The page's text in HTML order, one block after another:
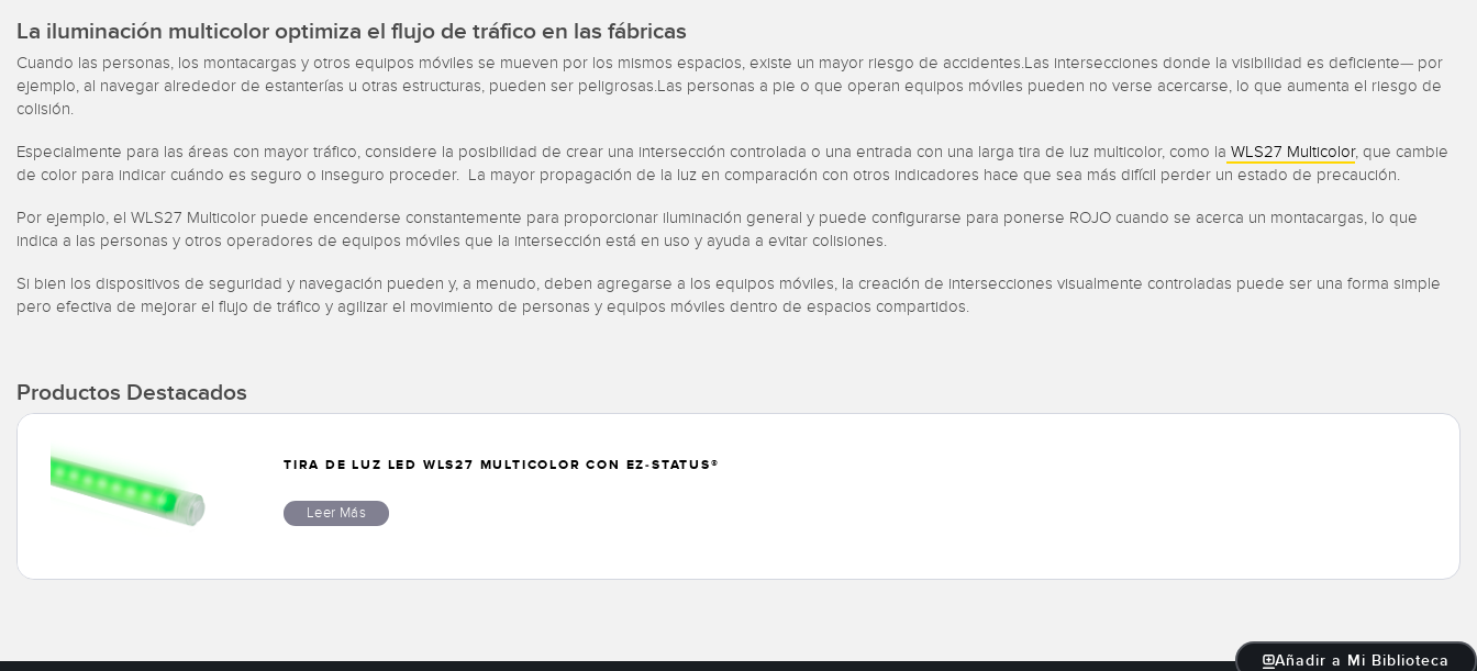
La iluminación multicolor optimiza el flujo de tráfico en las fábricas
Cuando las personas, los montacargas y otros equipos móviles se mueven por los mismos espacios, existe un mayor riesgo de accidentes.Las intersecciones donde la visibilidad es deficiente— por
ejemplo, al navegar alrededor de estanterías u otras estructuras, pueden ser peligrosas.Las personas a pie o que operan equipos móviles pueden no verse acercarse, lo que aumenta el riesgo de
colisión.
Especialmente para las áreas con mayor tráfico, considere la posibilidad de crear una intersección controlada o una entrada con una larga tira de luz multicolor, como la WLS27 Multicolor, que cambie
de color para indicar cuándo es seguro o inseguro proceder. La mayor propagación de la luz en comparación con otros indicadores hace que sea más difícil perder un estado de precaución.
Por ejemplo, el WLS27 Multicolor puede encenderse constantemente para proporcionar iluminación general y puede configurarse para ponerse ROJO cuando se acerca un montacargas, lo que
indica a las personas y otros operadores de equipos móviles que la intersección está en uso y ayuda a evitar colisiones.
Si bien los dispositivos de seguridad y navegación pueden y, a menudo, deben agregarse a los equipos móviles, la creación de intersecciones visualmente controladas puede ser una forma simple
pero efectiva de mejorar el flujo de tráfico y agilizar el movimiento de personas y equipos móviles dentro de espacios compartidos.
Productos Destacados
TIRA DE LUZ LED WLS27 MULTICOLOR CON EZ-STATUS®
Leer Más
Añadir a Mi Biblioteca